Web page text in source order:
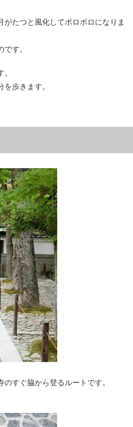
たつと風化してボロボロになりま
す。
歩きます。
すぐ脇から登るルートです。